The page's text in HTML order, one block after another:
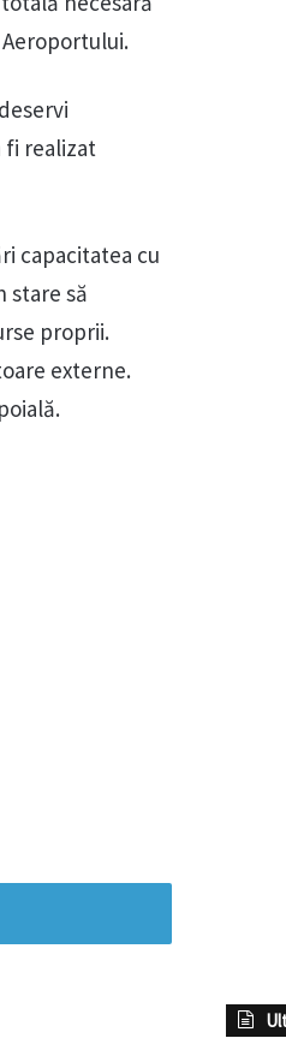
fi realizat
capacitatea cu
stare să
proprii.
externe.